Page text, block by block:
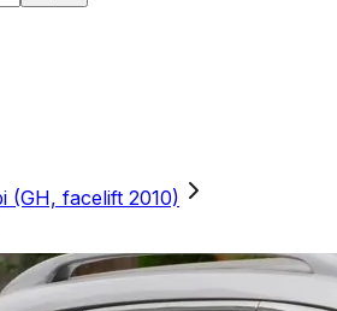
(GH, facelift 2010)